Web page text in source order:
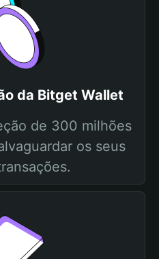
da Bitget Wallet
de 300 milhões
os seus